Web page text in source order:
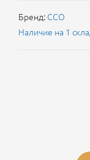
Бренд: ССО
Наличие на 1